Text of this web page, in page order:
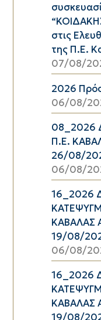
στις
της Π.Ε.
07/08/
2026
06/08/
08_2026
Π.Ε.
26/08/
06/08/
16_2026
ΚΑΒΑΛΑΣ
19/08/
06/08/
16_2026
ΚΑΒΑΛΑΣ
19/08/